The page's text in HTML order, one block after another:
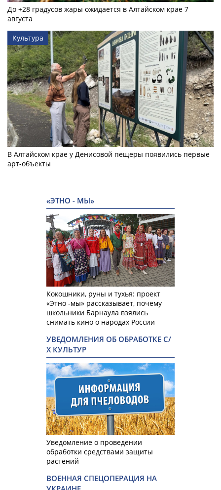
До +28 градусов жары ожидается в Алтайском крае 7
августа
Культура
В Алтайском крае у Денисовой пещеры появились первые
арт-объекты
«ЭТНО - МЫ»
Кокошники, руны и тухья: проект
«Этно -мы» рассказывает, почему
школьники Барнаула взялись
снимать кино о народах России
УВЕДОМЛЕНИЯ ОБ ОБРАБОТКЕ С/
Х КУЛЬТУР
Уведомление о проведении
обработки средствами защиты
растений
ВОЕННАЯ СПЕЦОПЕРАЦИЯ НА